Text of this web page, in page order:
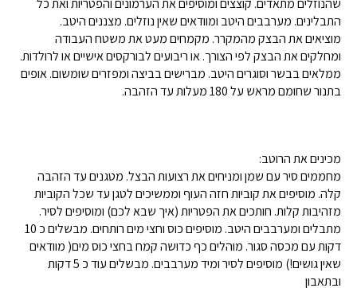
התבלינים. מערבבים היטב ומוודאים שאין נוזלים. מצננים היטב.
מוציאים את הבצק מהמקרר. מקמחים מעט את משטח העבודה
ומחלקים את הבצק לפי הצורך. או ריבועים לבורקסים אישיים או לרולדות.
ממלאים בבשר וסוגרים היטב. מברישים בביצה ומפזרים שומשום. אופים
בתנור שחומם מראש על 180 מעלות עד הזהבה.
מכינים את הרוטב:
מחממים סיר עם שמן ומניחים את רצועות הבצל. מטגנים עד הזהבה
קלה. מוסיפים את קוביות חזה העוף וממשיכים לטגן עד שכל הקוביות
מזהיבות קלות. חותכים את הפטריות (איך שבא לכם) ומוסיפים לסיר.
מתבלים ומערבבים היטב. מוסיפים כוס וחצי מים רותחים. מבשלים כ 10
דקות עם מכסה סגור. מוהלים כף כדושה קמח בחצי כוס מים( מוודאים
שאין גושים!) מוסיפים לסיר ומיד מערבבים. מבשלים עוד כ 5 דקות
ובתאבון